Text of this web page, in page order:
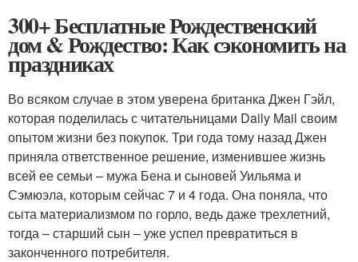
300+ Бесплатные Рождественский
дом & Рождество: Как сэкономить на
праздниках
Во всяком случае в этом уверена британка Джен Гэйл,
которая поделилась с читательницами Daily Mail своим
опытом жизни без покупок. Три года тому назад Джен
приняла ответственное решение, изменившее жизнь
всей ее семьи – мужа Бена и сыновей Уильяма и
Сэмюэла, которым сейчас 7 и 4 года. Она поняла, что
сыта материализмом по горло, ведь даже трехлетний,
тогда – старший сын – уже успел превратиться в
законченного потребителя.